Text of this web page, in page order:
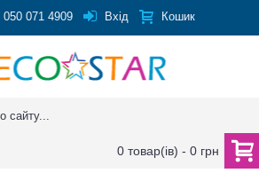
050 071 4909 Вхід Кошик
0 товар(ів) - 0 грн